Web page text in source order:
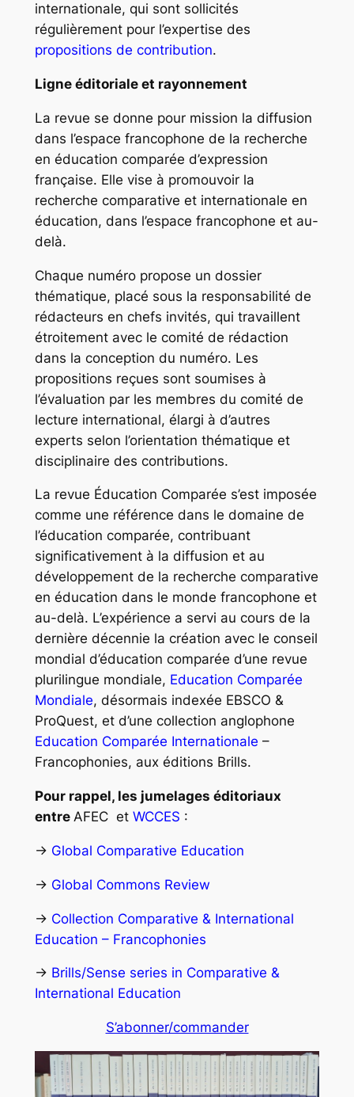
internationale, qui sont sollicités
régulièrement pour l’expertise des
propositions de contribution.
Ligne éditoriale et rayonnement
La revue se donne pour mission la diffusion
dans l’espace francophone de la recherche
en éducation comparée d’expression
française. Elle vise à promouvoir la
recherche comparative et internationale en
éducation, dans l’espace francophone et au-
delà.
Chaque numéro propose un dossier
thématique, placé sous la responsabilité de
rédacteurs en chefs invités, qui travaillent
étroitement avec le comité de rédaction
dans la conception du numéro. Les
propositions reçues sont soumises à
l’évaluation par les membres du comité de
lecture international, élargi à d’autres
experts selon l’orientation thématique et
disciplinaire des contributions.
La revue Éducation Comparée s’est imposée
comme une référence dans le domaine de
l’éducation comparée, contribuant
significativement à la diffusion et au
développement de la recherche comparative
en éducation dans le monde francophone et
au-delà. L’expérience a servi au cours de la
dernière décennie la création avec le conseil
mondial d’éducation comparée d’une revue
plurilingue mondiale, Education Comparée
Mondiale, désormais indexée EBSCO &
ProQuest, et d’une collection anglophone
Education Comparée Internationale –
Francophonies, aux éditions Brills.
Pour rappel, les jumelages éditoriaux
entre AFEC et WCCES :
→ Global Comparative Education
→ Global Commons Review
→ Collection Comparative & International
Education – Francophonies
→ Brills/Sense series in Comparative &
International Education
S’abonner/commander